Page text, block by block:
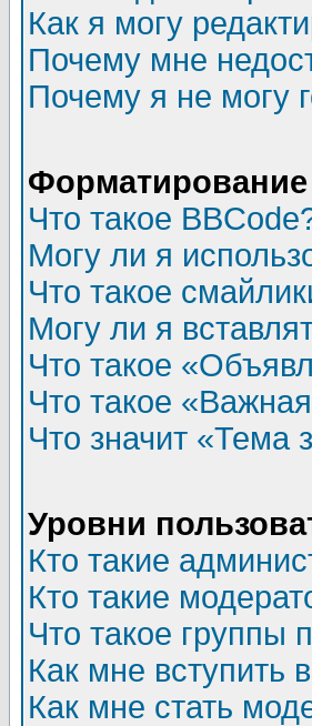
Как я могу
Почему мне
Почему я не могу
Что такое
Могу ли я
Что такое
Могу ли я
Что такое
Что такое
Что значит «Тема
Уровни
Кто такие
Кто такие
Что такое группы
Как мне вступить
Как мне стать